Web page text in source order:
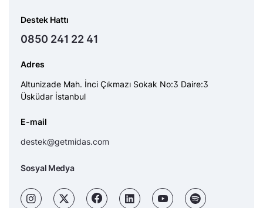
Destek Hattı
0850 241 22 41
Adres
Altunizade Mah. İnci Çıkmazı Sokak No:3 Daire:3
Üsküdar İstanbul
E-mail
destek@getmidas.com
Sosyal Medya